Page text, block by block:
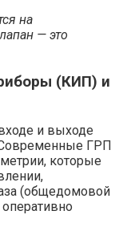
на
— это
(КИП) и
и выходе
Современные ГРП
которые
(общедомовой